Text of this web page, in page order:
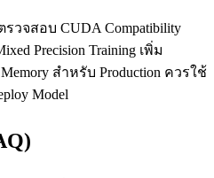
รวจสอบ CUDA Compatibility
Precision Training เพิ่ม
สำหรับ Production ควรใช้
Model